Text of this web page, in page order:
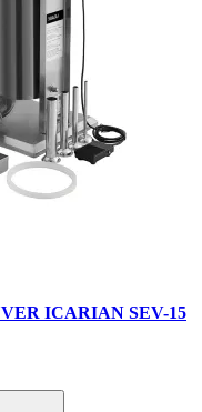
ICARIAN SEV-15